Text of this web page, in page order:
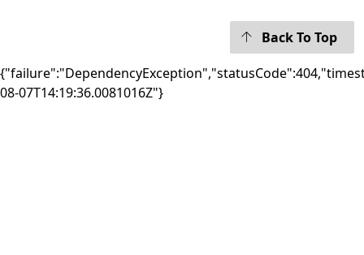
Back To Top
08-07T14:19:36.0081016Z"}